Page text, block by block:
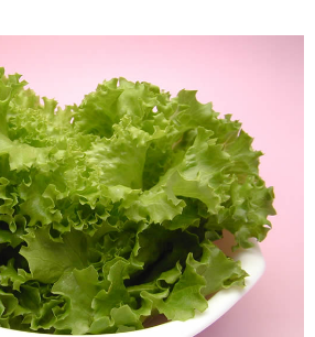
ド3袋 リーフミックスサ
国産（大阪府堺市産）
バタビアレタス(約
70g)×6袋 約420g リーフ
ミックスサラダマイルド
(約35g)×3袋 約105g リ
ーフミックスサラダスパ
イシー(約35g)×3袋 約
105g